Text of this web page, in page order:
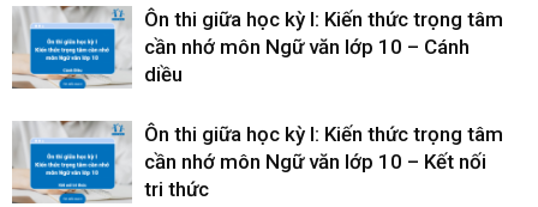
Ôn thi giữa học kỳ I: Kiến thức trọng tâm
cần nhớ môn Ngữ văn lớp 10 – Cánh
diều
Ôn thi giữa học kỳ I: Kiến thức trọng tâm
cần nhớ môn Ngữ văn lớp 10 – Kết nối
tri thức